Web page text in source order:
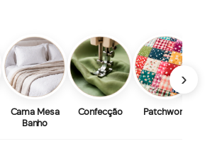
Cama Mesa
Banho
Confecção Patchwork
›